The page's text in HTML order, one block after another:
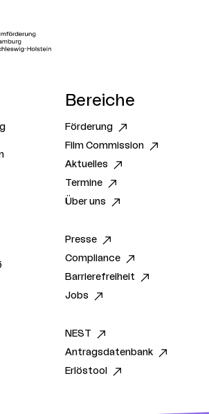
Stückgut. Außerdem befindet sich
seit diesem Jahr eine neue
Bereiche
Förderung
Film Commission
Aktuelles
Termine
Über uns
Presse
Compliance
Barrierefreiheit
Jobs
NEST
Antragsdatenbank
Erlöstool